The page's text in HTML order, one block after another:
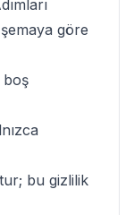
göre
boş
bu gizlilik